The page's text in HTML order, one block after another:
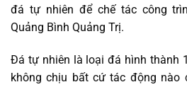
đá tự nhiên để chế tác công
Quảng Bình Quảng Trị.
Đá tự nhiên là loại đá hình thành
không chịu bất cứ tác động nào